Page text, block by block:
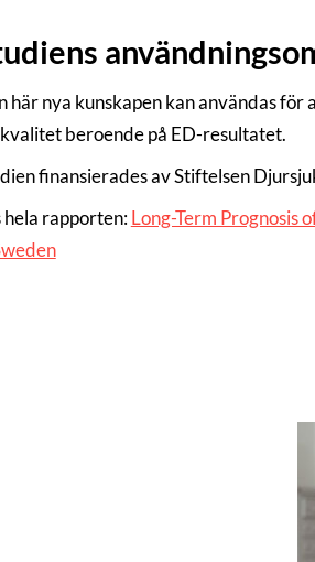
här nya kunskapen kan användas
beroende på ED-resultatet.
finansierades av Stiftelsen
hela rapporten:Long-Term Prognosis